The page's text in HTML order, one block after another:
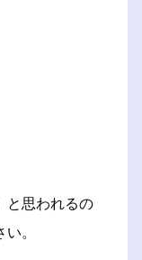
と思われるの
。